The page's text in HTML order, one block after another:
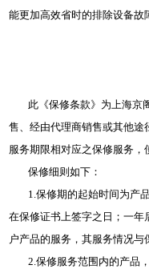
能更加高效省时的排除设备故
此《保修条款》为上海京
售、经由代理商销售或其他
服务期限相对应之保修服务，
保修细则如下：
1.保修期的起始时间为产
在保修证书上签字之日；一年
户产品的服务，其服务情况与
2.保修服务范围内的产品